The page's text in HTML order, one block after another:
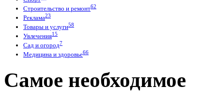
Строительство и ремонт62
Реклама23
Товары и услуги58
Увлечения15
Сад и огород7
Медицина и здоровье66
Самое необходимое